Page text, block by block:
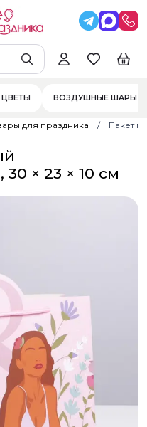
ВОЗДУШНЫЕ ШАРЫ
для праздника Пакет
× 23 × 10 см